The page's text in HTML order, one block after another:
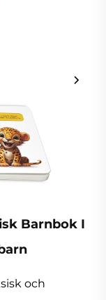
Barnbok I
och